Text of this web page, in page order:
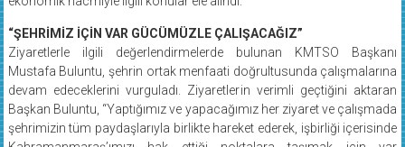
“ŞEHRİMİZ İÇİN VAR GÜCÜMÜZLE ÇALIŞACAĞIZ”
Ziyaretlerle ilgili değerlendirmelerde bulunan KMTSO Başkanı
Mustafa Buluntu, şehrin ortak menfaati doğrultusunda çalışmalarına
devam edeceklerini vurguladı. Ziyaretlerin verimli geçtiğini aktaran
Başkan Buluntu, “Yaptığımız ve yapacağımız her ziyaret ve çalışmada
şehrimizin tüm paydaşlarıyla birlikte hareket ederek, işbirliği içerisinde
Kahramanmaraş’ımızı hak ettiği noktalara taşımak için var